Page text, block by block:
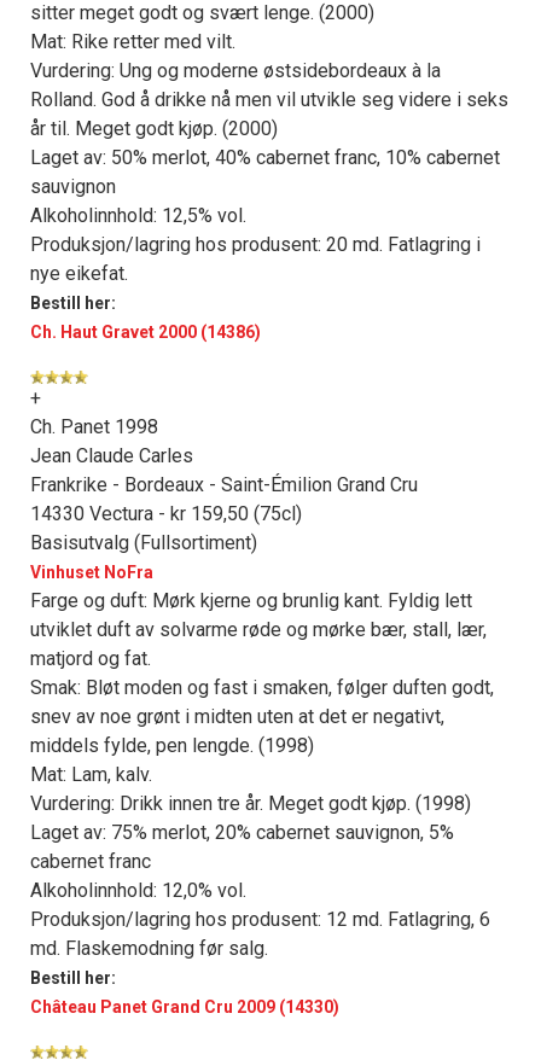
sitter meget godt og svært lenge. (2000)
Mat: Rike retter med vilt.
Vurdering: Ung og moderne østsidebordeaux à la
Rolland. God å drikke nå men vil utvikle seg videre i seks
år til. Meget godt kjøp. (2000)
Laget av: 50% merlot, 40% cabernet franc, 10% cabernet
sauvignon
Alkoholinnhold: 12,5% vol.
Produksjon/lagring hos produsent: 20 md. Fatlagring i
nye eikefat.
Bestill her:
Ch. Haut Gravet 2000 (14386)
+
Ch. Panet 1998
Jean Claude Carles
Frankrike - Bordeaux - Saint-Émilion Grand Cru
14330 Vectura - kr 159,50 (75cl)
Basisutvalg (Fullsortiment)
Vinhuset NoFra
Farge og duft: Mørk kjerne og brunlig kant. Fyldig lett
utviklet duft av solvarme røde og mørke bær, stall, lær,
matjord og fat.
Smak: Bløt moden og fast i smaken, følger duften godt,
snev av noe grønt i midten uten at det er negativt,
middels fylde, pen lengde. (1998)
Mat: Lam, kalv.
Vurdering: Drikk innen tre år. Meget godt kjøp. (1998)
Laget av: 75% merlot, 20% cabernet sauvignon, 5%
cabernet franc
Alkoholinnhold: 12,0% vol.
Produksjon/lagring hos produsent: 12 md. Fatlagring, 6
md. Flaskemodning før salg.
Bestill her:
Château Panet Grand Cru 2009 (14330)